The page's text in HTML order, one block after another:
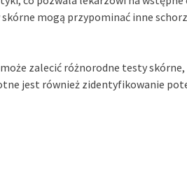
mogą przypominać inne
zalecić różnorodne testy
jest również zidentyfikowanie